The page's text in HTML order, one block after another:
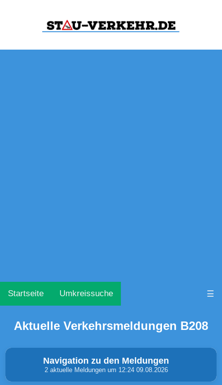
Startseite Umkreissuche ☰
Aktuelle Verkehrsmeldungen B208
Navigation zu den Meldungen
2 aktuelle Meldungen um 12:24 09.08.2026